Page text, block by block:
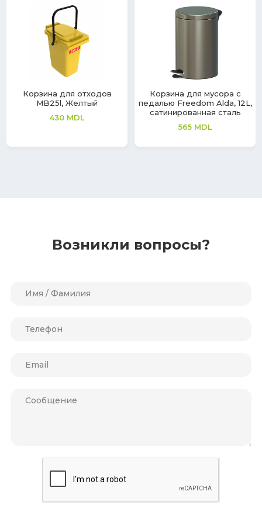
Корзина для отходов
MB25l, Желтый
430 MDL
Корзина для мусора с
педалью Freedom Alda, 12L,
сатинированная сталь
565 MDL
Возникли вопросы?